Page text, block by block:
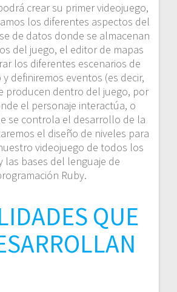
crear su primer videojuego,
los diferentes aspectos del
de datos donde se almacenan
del juego, el editor de mapas
los diferentes escenarios de
definiremos eventos (es decir,
producen dentro del juego, por
el personaje interactúa, o
se controla el desarrollo de la
el diseño de niveles para
videojuego de todos los
las bases del lenguaje de
Ruby.
QUE